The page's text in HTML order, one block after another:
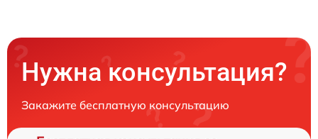
Нужна консультация?
Закажите бесплатную консультацию